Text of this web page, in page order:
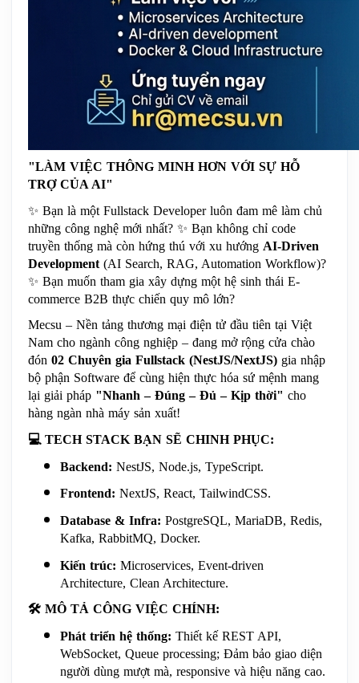
"LÀM VIỆC THÔNG MINH HƠN VỚI SỰ HỖ
TRỢ CỦA AI"
✨ Bạn là một Fullstack Developer luôn đam mê làm chủ
những công nghệ mới nhất? ✨ Bạn không chỉ code
truyền thống mà còn hứng thú với xu hướng AI-Driven
Development
✨ Bạn muốn tham gia xây dựng một hệ sinh thái E-
commerce B2B thực chiến quy mô lớn?
Mecsu – Nền tảng thương mại điện tử đầu tiên tại Việt
Nam cho ngành công nghiệp – đang mở rộng cửa chào
đón 02 Chuyên gia Fullstack (NestJS/NextJS) gia nhập
bộ phận Software để cùng hiện thực hóa sứ mệnh mang
lại giải pháp "Nhanh – Đúng – Đủ – Kịp thời" cho
hàng ngàn nhà máy sản xuất!
💻 TECH STACK BẠN SẼ CHINH PHỤC:
Backend: NestJS, Node.js, TypeScript.
Frontend: NextJS, React, TailwindCSS.
Database & Infra: PostgreSQL, MariaDB, Redis,
Kafka, RabbitMQ, Docker.
Kiến trúc: Microservices, Event-driven
Architecture, Clean Architecture.
🛠️ MÔ TẢ CÔNG VIỆC CHÍNH:
Phát triển hệ thống: Thiết kế REST API,
WebSocket, Queue processing; Đảm bảo giao diện
người dùng mượt mà, responsive và hiệu năng cao.